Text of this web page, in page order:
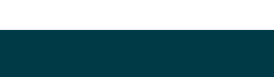
når man er selvstændig.